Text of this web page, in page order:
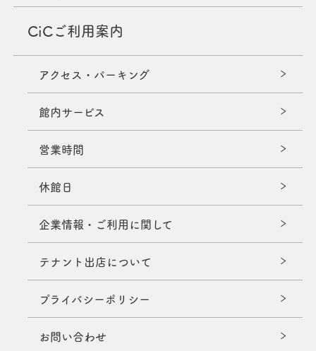
CiCご利用案内
アクセス・パーキング
館内サービス
営業時間
休館日
企業情報・ご利用に関して
テナント出店について
プライバシーポリシー
お問い合わせ